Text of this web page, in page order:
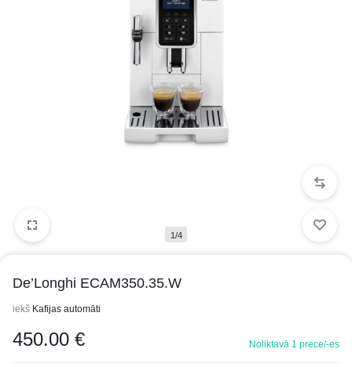
1/4
De’Longhi ECAM350.35.W
iekš Kafijas automāti
450.00 € Noliktavā 1 prece/-es